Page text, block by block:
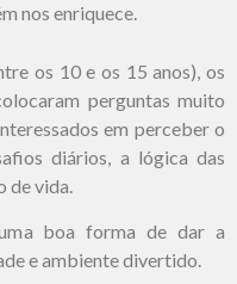
nos enriquece.
os 10 e os 15 anos), os
perguntas muito
em perceber o
diários, a lógica das
de vida.
boa forma de dar a
e ambiente divertido.